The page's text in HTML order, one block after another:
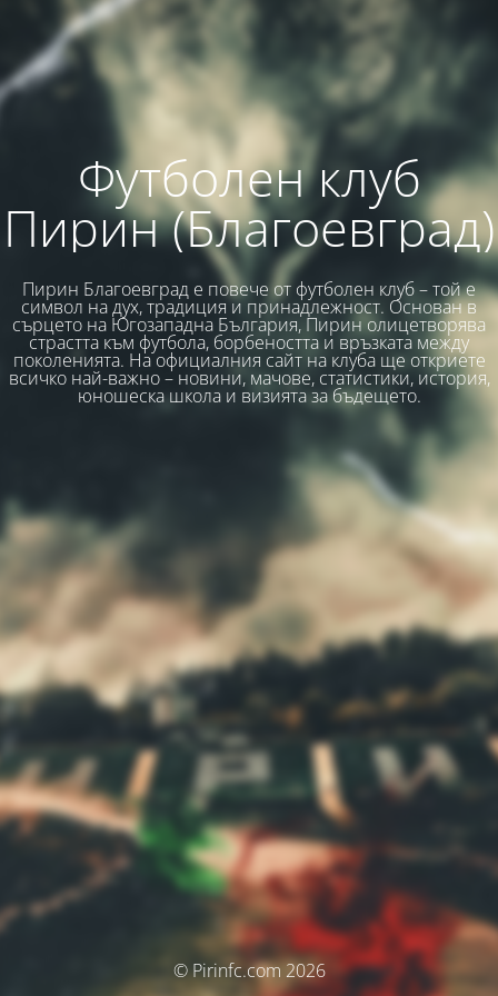
Футболен клуб
Пирин (Благоевград)
Пирин Благоевград е повече от футболен клуб – той е
символ на дух, традиция и принадлежност. Основан в
сърцето на Югозападна България, Пирин олицетворява
страстта към футбола, борбеността и връзката между
поколенията. На официалния сайт на клуба ще откриете
всичко най-важно – новини, мачове, статистики, история,
юношеска школа и визията за бъдещето.
© Pirinfc.com 2026